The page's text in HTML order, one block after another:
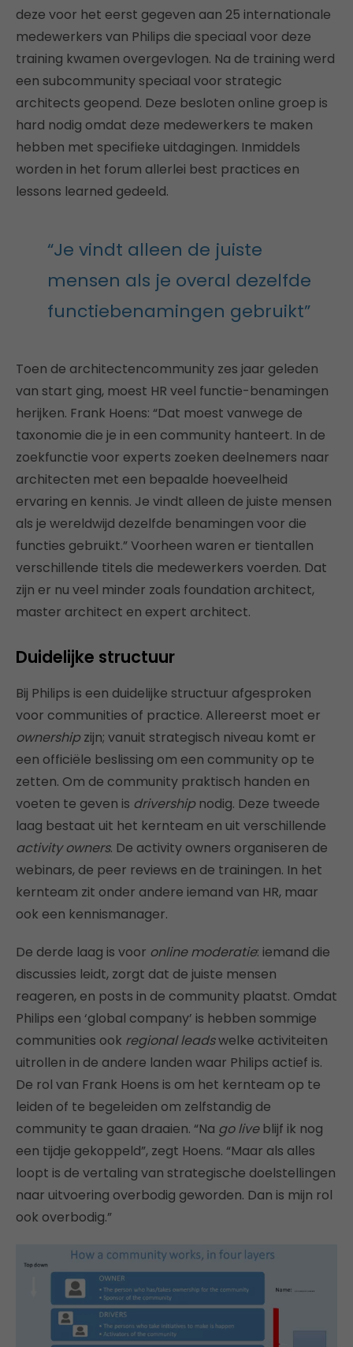
deze voor het eerst gegeven aan 25 internationale
medewerkers van Philips die speciaal voor deze
training kwamen overgevlogen. Na de training werd
een subcommunity speciaal voor strategic
architects geopend. Deze besloten online groep is
hard nodig omdat deze medewerkers te maken
hebben met specifieke uitdagingen. Inmiddels
worden in het forum allerlei best practices en
lessons learned gedeeld.
“Je vindt alleen de juiste
mensen als je overal dezelfde
functiebenamingen gebruikt”
Toen de architectencommunity zes jaar geleden
van start ging, moest HR veel functie-benamingen
herijken. Frank Hoens: “Dat moest vanwege de
taxonomie die je in een community hanteert. In de
zoekfunctie voor experts zoeken deelnemers naar
architecten met een bepaalde hoeveelheid
ervaring en kennis. Je vindt alleen de juiste mensen
als je wereldwijd dezelfde benamingen voor die
functies gebruikt.” Voorheen waren er tientallen
verschillende titels die medewerkers voerden. Dat
zijn er nu veel minder zoals foundation architect,
master architect en expert architect.
Duidelijke structuur
Bij Philips is een duidelijke structuur afgesproken
voor communities of practice. Allereerst moet er
ownershipzijn; vanuit strategisch niveau komt er
een officiële beslissing om een community op te
zetten. Om de community praktisch handen en
voeten te geven is drivershipnodig. Deze tweede
laag bestaat uit het kernteam en uit verschillende
activity owners. De activity owners organiseren de
webinars, de peer reviews en de trainingen. In het
kernteam zit onder andere iemand van HR, maar
ook een kennismanager.
De derde laag is voor online moderatie: iemand die
discussies leidt, zorgt dat de juiste mensen
reageren, en posts in de community plaatst. Omdat
Philips een ‘global company’ is hebben sommige
communities ook regional leadswelke activiteiten
uitrollen in de andere landen waar Philips actief is.
De rol van Frank Hoens is om het kernteam op te
leiden of te begeleiden om zelfstandig de
community te gaan draaien. “Na go liveblijf ik nog
een tijdje gekoppeld”, zegt Hoens. “Maar als alles
loopt is de vertaling van strategische doelstellingen
naar uitvoering overbodig geworden. Dan is mijn rol
ook overbodig.”